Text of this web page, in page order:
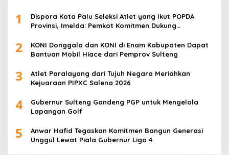
1
Dispora Kota Palu Seleksi Atlet yang Ikut POPDA
Provinsi, Imelda: Pemkot Komitmen Dukung
2
KONI Donggala dan KONI di Enam Kabupaten Dapat
Bantuan Mobil Hiace dari Pemprov Sulteng
3
Atlet Paralayang dari Tujuh Negara Meriahkan
Kejuaraan PIPXC Salena 2026
4
Gubernur Sulteng Gandeng PGP untuk Mengelola
Lapangan Golf
5
Anwar Hafid Tegaskan Komitmen Bangun Generasi
Unggul Lewat Piala Gubernur Liga 4